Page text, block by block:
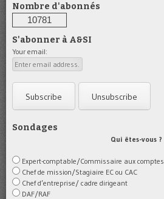
Nombre d'abonnés
10781
S'abonner à A&SI
Your email:
Sondages
Qui êtes-vous ?
Expert-comptable/Commissaire aux comptes
Chef de mission/Stagiaire EC ou CAC
Chef d’entreprise/ cadre dirigeant
DAF/RAF